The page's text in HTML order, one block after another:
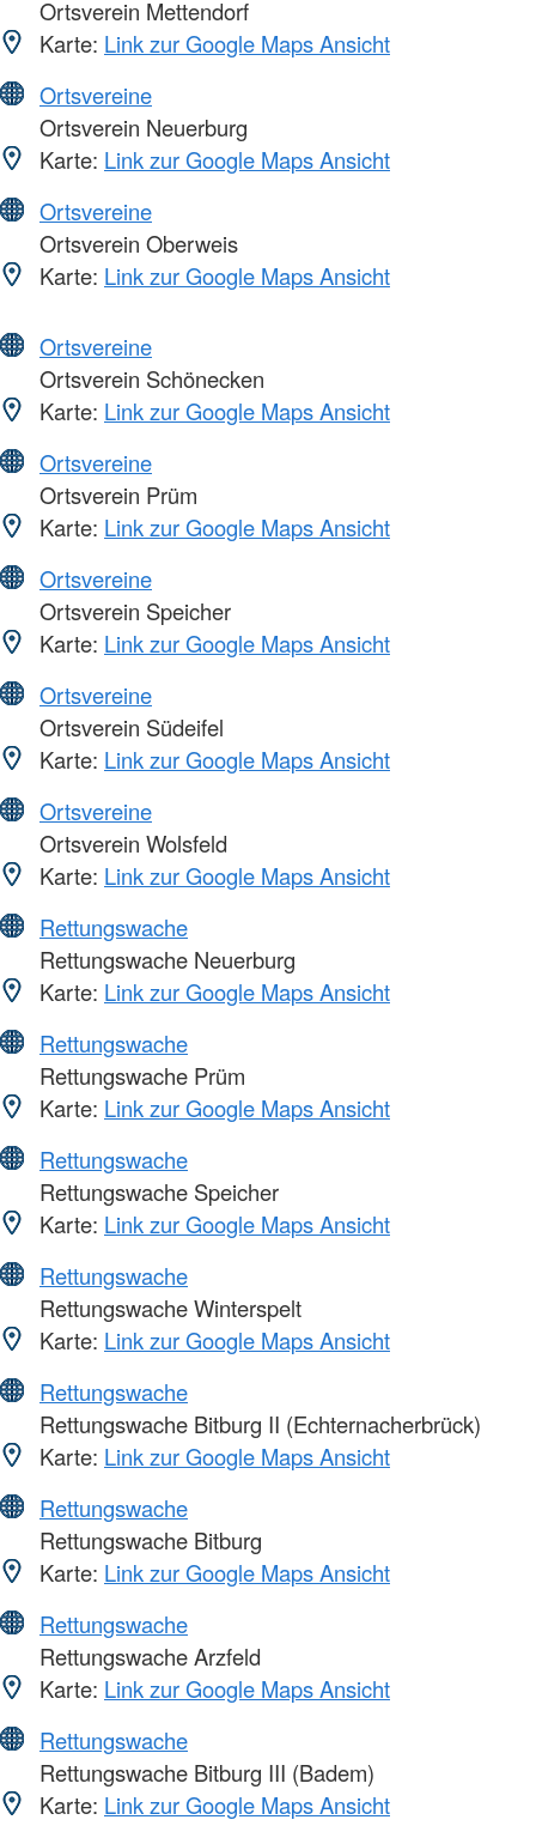
Ortsverein Mettendorf
Karte: Link zur Google Maps Ansicht
Ortsvereine
Ortsverein Neuerburg
Karte: Link zur Google Maps Ansicht
Ortsvereine
Ortsverein Oberweis
Karte: Link zur Google Maps Ansicht
Ortsvereine
Ortsverein Schönecken
Karte: Link zur Google Maps Ansicht
Ortsvereine
Ortsverein Prüm
Karte: Link zur Google Maps Ansicht
Ortsvereine
Ortsverein Speicher
Karte: Link zur Google Maps Ansicht
Ortsvereine
Ortsverein Südeifel
Karte: Link zur Google Maps Ansicht
Ortsvereine
Ortsverein Wolsfeld
Karte: Link zur Google Maps Ansicht
Rettungswache
Rettungswache Neuerburg
Karte: Link zur Google Maps Ansicht
Rettungswache
Rettungswache Prüm
Karte: Link zur Google Maps Ansicht
Rettungswache
Rettungswache Speicher
Karte: Link zur Google Maps Ansicht
Rettungswache
Rettungswache Winterspelt
Karte: Link zur Google Maps Ansicht
Rettungswache
Rettungswache Bitburg II (Echternacherbrück)
Karte: Link zur Google Maps Ansicht
Rettungswache
Rettungswache Bitburg
Karte: Link zur Google Maps Ansicht
Rettungswache
Rettungswache Arzfeld
Karte: Link zur Google Maps Ansicht
Rettungswache
Rettungswache Bitburg III (Badem)
Karte: Link zur Google Maps Ansicht